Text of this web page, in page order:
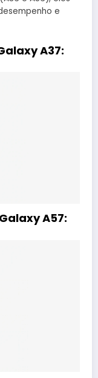
e
A37:
A57: